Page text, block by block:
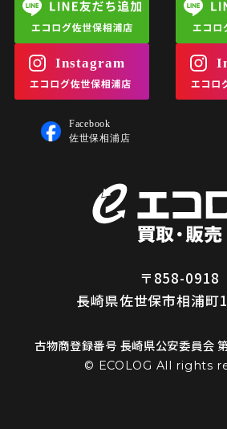
〒858-0918
長崎県佐世保市相浦町
古物商登録番号 長崎県公安委員会
© ECOLOG All rights